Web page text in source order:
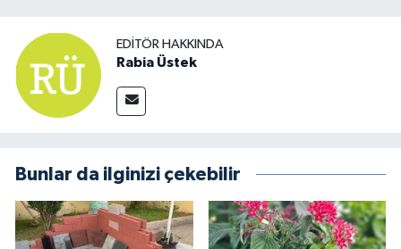
EDITÖR HAKKINDA
Rabia Üstek
Bunlar da ilginizi çekebilir